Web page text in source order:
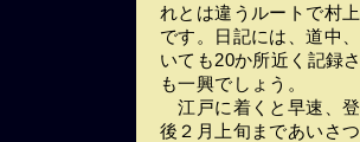
れとは違うルートで村
です。日記には、道中
いても20か所近く記録
も一興でしょう。
江戸に着くと早速、
後２月上旬まであいさ